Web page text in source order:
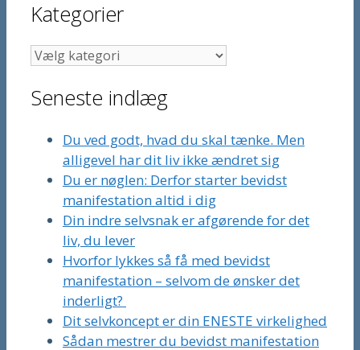
Kategorier
Kategorier
Seneste indlæg
Du ved godt, hvad du skal tænke. Men
alligevel har dit liv ikke ændret sig
Du er nøglen: Derfor starter bevidst
manifestation altid i dig
Din indre selvsnak er afgørende for det
liv, du lever
Hvorfor lykkes så få med bevidst
manifestation – selvom de ønsker det
inderligt?
Dit selvkoncept er din ENESTE virkelighed
Sådan mestrer du bevidst manifestation